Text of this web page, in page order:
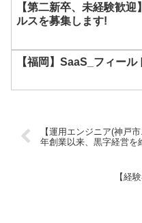
さ
【第二新卒、未経験歓
ルスを募集します!
【福岡】SaaS_フィール
【運用エンジニア(神戸
年創業以来、黒字経営を
【経